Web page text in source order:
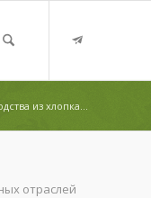
из хлопка...
отраслей